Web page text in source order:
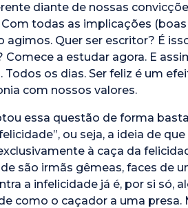
diante de nossas
todas as implicações
Quer ser escritor? É
a estudar agora. E
Todos os dias. Ser feliz é um
com nossos valores.
essa questão de forma
ou seja, a ideia de
à caça da
são irmãs gêmeas, faces de
a infelicidade já é, por si só,
como o caçador a uma presa.